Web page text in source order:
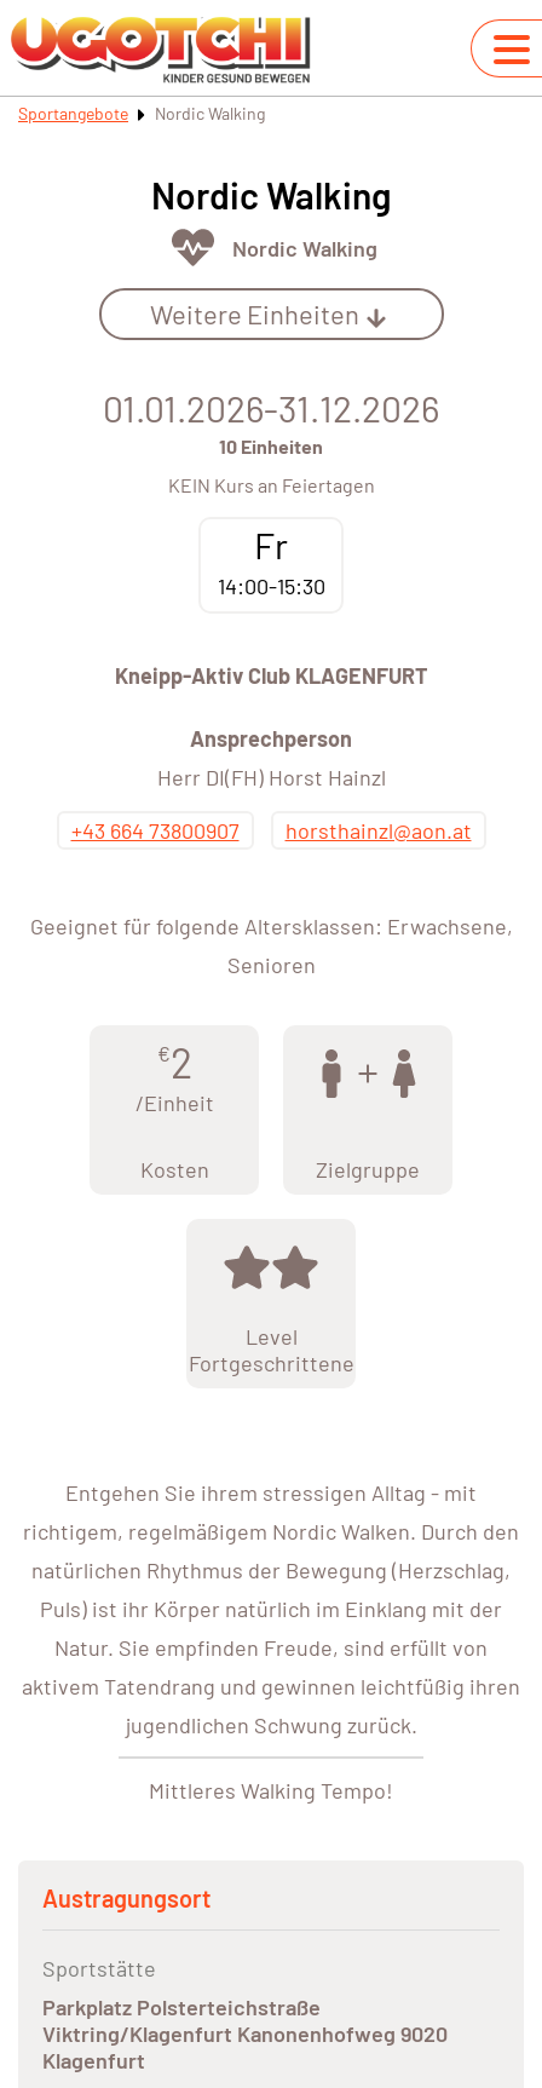
Sportangebote Nordic Walking
Nordic Walking
Nordic Walking
Weitere Einheiten
01.01.2026-31.12.2026
10 Einheiten
KEIN Kurs an Feiertagen
Fr
14:00-15:30
Kneipp-Aktiv Club KLAGENFURT
Ansprechperson
Herr DI(FH) Horst Hainzl
+43 664 73800907
horsthainzl@aon.at
Geeignet für folgende Altersklassen: Erwachsene,
Senioren
€2
/Einheit
Kosten Zielgruppe
Level
Fortgeschrittene
Entgehen Sie ihrem stressigen Alltag - mit
richtigem, regelmäßigem Nordic Walken. Durch den
natürlichen Rhythmus der Bewegung (Herzschlag,
Puls) ist ihr Körper natürlich im Einklang mit der
Natur. Sie empfinden Freude, sind erfüllt von
aktivem Tatendrang und gewinnen leichtfüßig ihren
jugendlichen Schwung zurück.
Mittleres Walking Tempo!
Austragungsort
Sportstätte
Parkplatz Polsterteichstraße
Viktring/Klagenfurt Kanonenhofweg 9020
Klagenfurt